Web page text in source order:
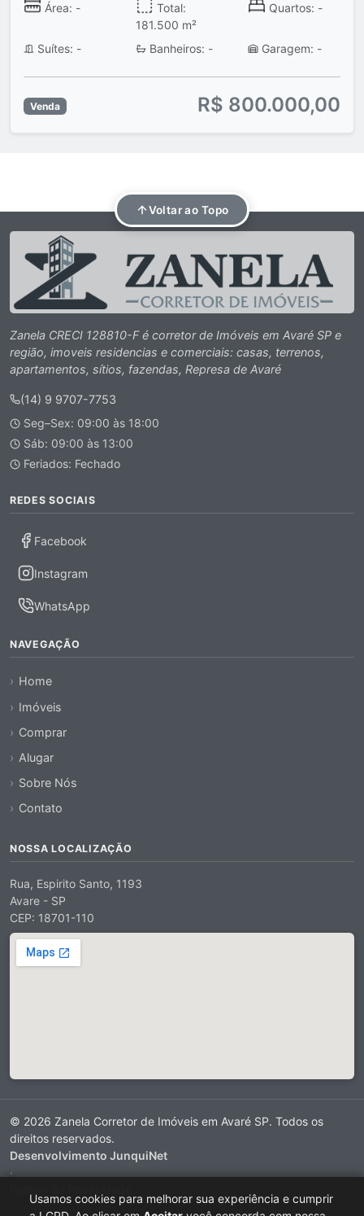
Área: -
Total:
181.500 m²
Quartos: -
Suítes: - Banheiros: - Garagem: -
Venda R$ 800.000,00
Voltar ao Topo
Zanela CRECI 128810-F é corretor de Imóveis em Avaré SP e
região, imoveis residencias e comerciais: casas, terrenos,
apartamentos, sítios, fazendas, Represa de Avaré
(14) 9 9707-7753
Seg–Sex: 09:00 às 18:00
Sáb: 09:00 às 13:00
Feriados: Fechado
REDES SOCIAIS
Facebook
Instagram
WhatsApp
NAVEGAÇÃO
Home
Imóveis
Comprar
Alugar
Sobre Nós
Contato
NOSSA LOCALIZAÇÃO
Rua, Espirito Santo, 1193
Avare - SP
CEP: 18701-110
© 2026 Zanela Corretor de Imóveis em Avaré SP. Todos os
direitos reservados.
Desenvolvimento JunquiNet
·
Usamos cookies para melhorar sua experiência e cumprir